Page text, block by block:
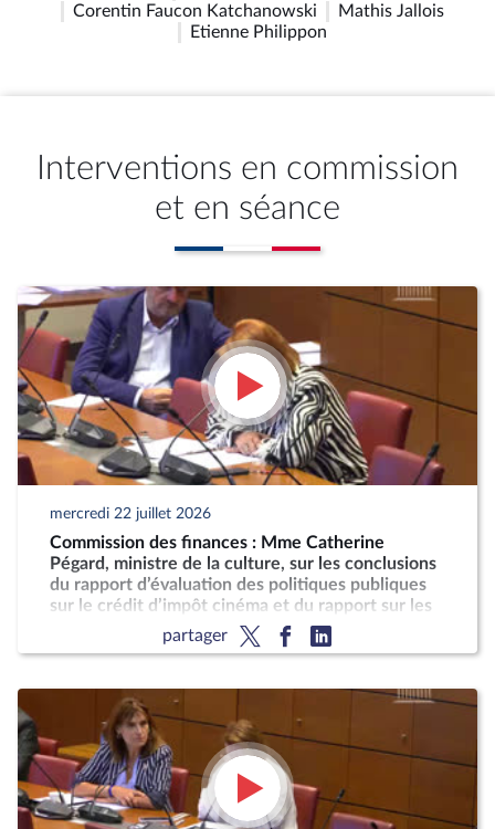
Corentin Faucon Katchanowski
Mathis Jallois
Etienne Philippon
Interventions en commission
et en séance
mercredi 22 juillet 2026
Commission des finances : Mme Catherine
Pégard, ministre de la culture, sur les conclusions
du rapport d’évaluation des politiques publiques
sur le crédit d’impôt cinéma et du rapport sur les
taxes sur les services vidéo
partager